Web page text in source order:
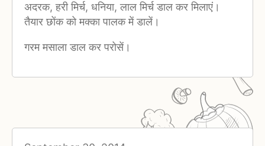
अदरक, हरी मिर्च, धनिया, लाल मिर्च डाल कर मिलाएं।
तैयार छोंक को मक्का पालक में डालें।
गरम मसाला डाल कर परोसें।